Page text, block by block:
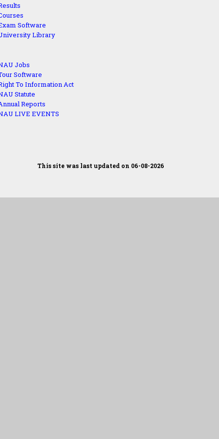
Software
Library
Jobs
Software
To Information Act
Statute
Reports
LIVE EVENTS
This site was last updated on 06-08-2026